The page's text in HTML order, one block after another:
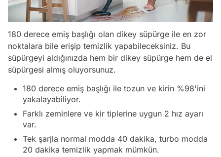
180 derece emiş başlığı olan dikey süpürge ile en zor
noktalara bile erişip temizlik yapabileceksiniz. Bu
süpürgeyi aldığınızda hem bir dikey süpürge hem de el
süpürgesi almış oluyorsunuz.
180 derece emiş başlığı ile tozun ve kirin %98'ini
yakalayabiliyor.
Farklı zeminlere ve kir tiplerine uygun 2 hız ayarı
var.
Tek şarjla normal modda 40 dakika, turbo modda
20 dakika temizlik yapmak mümkün.